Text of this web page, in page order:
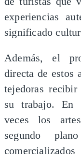
experiencias
significado
Además, el
directa de estos
tejedoras
su trabajo. En
veces los
segundo